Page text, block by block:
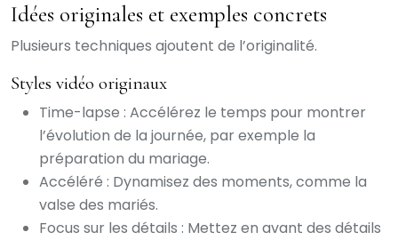
Idées originales et exemples concrets
Plusieurs techniques ajoutent de l’originalité.
Styles vidéo originaux
Time-lapse : Accélérez le temps pour montrer
l’évolution de la journée, par exemple la
préparation du mariage.
Accéléré : Dynamisez des moments, comme la
valse des mariés.
Focus sur les détails : Mettez en avant des détails